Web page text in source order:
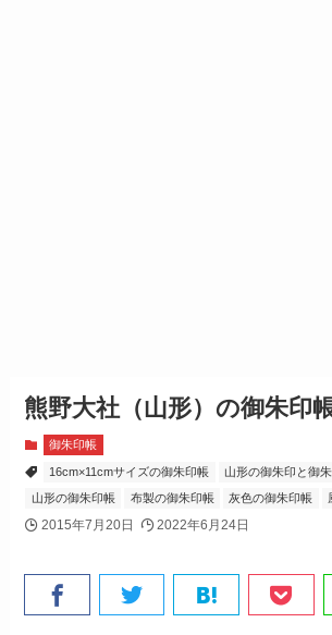
熊野大社（山形）の御朱印
御朱印帳
16cm×11cmサイズの御朱印帳 山形の御朱印と御
山形の御朱印帳 布製の御朱印帳 灰色の御朱印帳
2015年7月20日 2022年6月24日